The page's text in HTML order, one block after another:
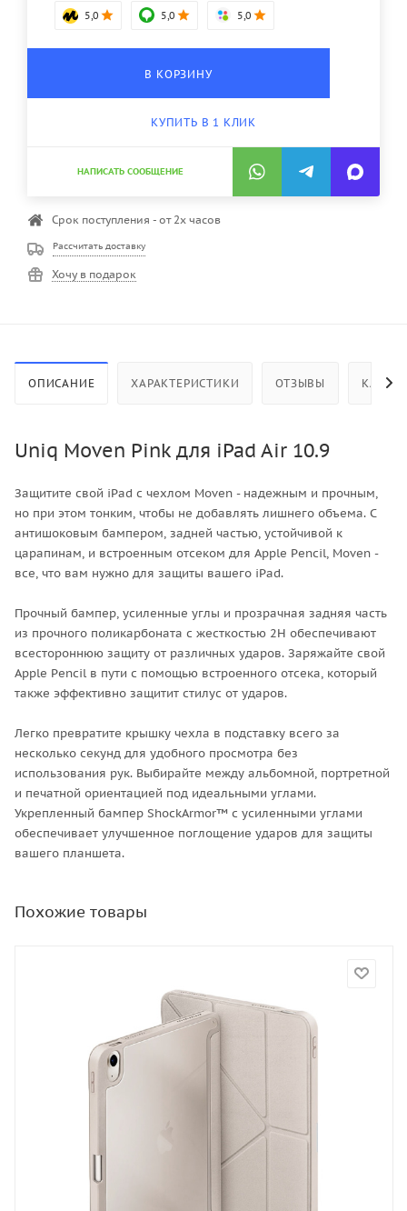
5,0 5,0 5,0
В КОРЗИНУ
КУПИТЬ В 1 КЛИК
НАПИСАТЬ СООБЩЕНИЕ
Срок поступления - от 2х часов
Рассчитать доставку
Хочу в подарок
ОПИСАНИЕ ХАРАКТЕРИСТИКИ ОТЗЫВЫ КАК
Uniq Moven Pink для iPad Air 10.9
Защитите свой iPad с чехлом Moven - надежным и прочным,
но при этом тонким, чтобы не добавлять лишнего объема. С
антишоковым бампером, задней частью, устойчивой к
царапинам, и встроенным отсеком для Apple Pencil, Moven -
все, что вам нужно для защиты вашего iPad.
Прочный бампер, усиленные углы и прозрачная задняя часть
из прочного поликарбоната с жесткостью 2H обеспечивают
всестороннюю защиту от различных ударов. Заряжайте свой
Apple Pencil в пути с помощью встроенного отсека, который
также эффективно защитит стилус от ударов.
Легко превратите крышку чехла в подставку всего за
несколько секунд для удобного просмотра без
использования рук. Выбирайте между альбомной, портретной
и печатной ориентацией под идеальными углами.
Укрепленный бампер ShockArmor™ с усиленными углами
обеспечивает улучшенное поглощение ударов для защиты
вашего планшета.
Похожие товары